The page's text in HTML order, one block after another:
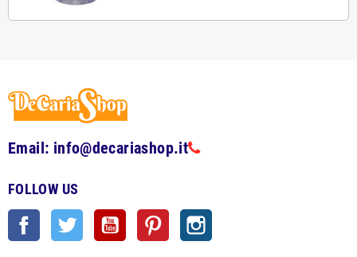
Email: info@decariashop.it
FOLLOW US
Facebook Twitter YouTube Pinterest